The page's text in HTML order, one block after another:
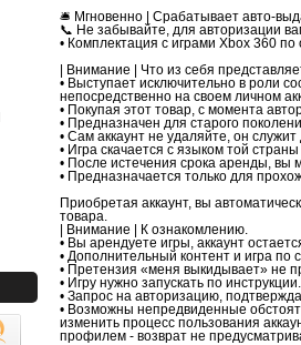
🛎 Мгновенно | Срабатывает авто-
📞 Не забывайте, для авторизации
• Комплектация с играми Xbox 360
| Внимание | Что из себя
• Выступает исключительно в роли
непосредственно на своем личном
• Покупая этот товар, с момента
• Предназначен для старого
• Сам аккаунт не удаляйте, он
• Игра скачается с языком той
• После истечения срока аренды, вы
• Предназначается только для
Приобретая аккаунт, вы
товара.
| Внимание | К ознакомлению.
• Вы арендуете игры, аккаунт
• Дополнительный контент и игра
• Претензия «меня выкидывает» не
• Игру нужно запускать по
• Запрос на авторизацию,
• Возможны непредвиденные
изменить процесс пользования
профилем - возврат не